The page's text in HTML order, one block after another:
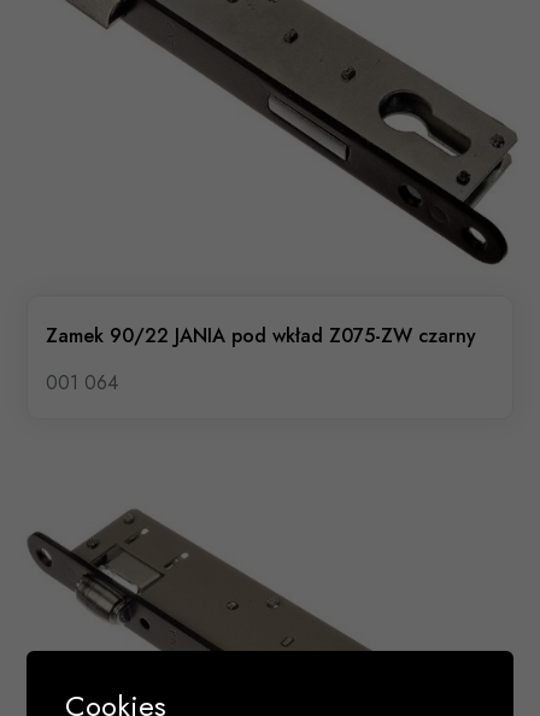
Zamek 90/22 JANIA pod wkład Z075-ZW czarny
001 064
Cookies